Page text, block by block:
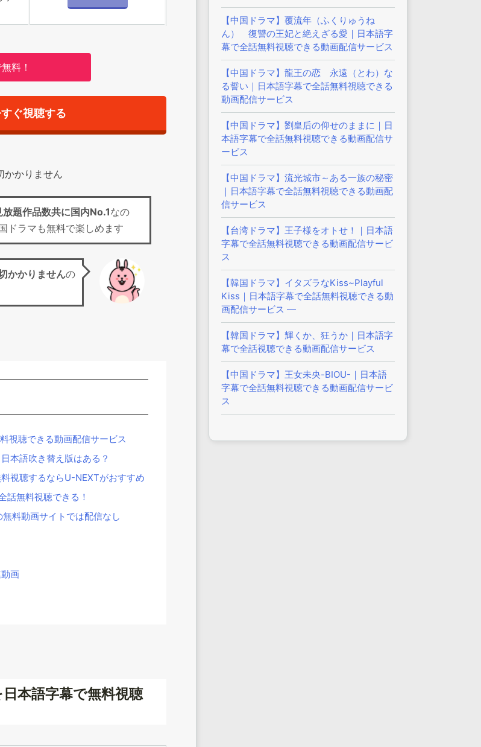
料！
ぐ視聴する
かかりません
題作品数共に国内No.1なの
ドラマも無料で楽しめます
かかりませんの
視聴できる動画配信サービス
本語吹き替え版はある？
視聴するならU-NEXTがおすすめ
話無料視聴できる！
料動画サイトでは配信なし
画
本語字幕で無料視聴
【中国ドラマ】覆流年（ふくりゅうね
ん） 復讐の王妃と絶えざる愛｜日本語字
幕で全話無料視聴できる動画配信サービス
【中国ドラマ】龍王の恋 永遠（とわ）な
る誓い｜日本語字幕で全話無料視聴できる
動画配信サービス
【中国ドラマ】劉皇后の仰せのままに｜日
本語字幕で全話無料視聴できる動画配信サ
ービス
【中国ドラマ】流光城市～ある一族の秘密
｜日本語字幕で全話無料視聴できる動画配
信サービス
【台湾ドラマ】王子様をオトせ！｜日本語
字幕で全話無料視聴できる動画配信サービ
ス
【韓国ドラマ】イタズラなKiss~Playful
Kiss｜日本語字幕で全話無料視聴できる動
画配信サービス —
【韓国ドラマ】輝くか、狂うか｜日本語字
幕で全話視聴できる動画配信サービス
【中国ドラマ】王女未央-BIOU-｜日本語
字幕で全話無料視聴できる動画配信サービ
ス